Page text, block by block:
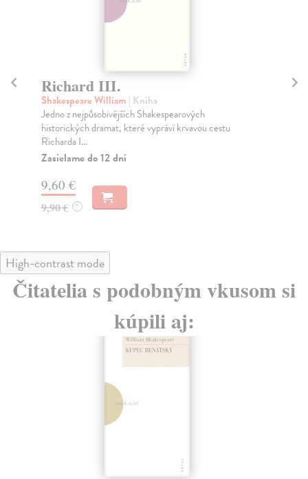
Richard III.
Shakespeare William | Kniha
Jedno z nejpůsobivějších Shakespearových
historických dramat, které vypráví krvavou cestu
Richarda I...
Zasielame do 12 dní
9,60 €
9,90 € ?
High-contrast mode
Čitatelia s podobným vkusom si
kúpili aj: